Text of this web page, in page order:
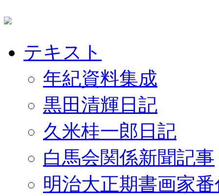
テキスト
年紀資料集成
黒田清輝日記
久米桂一郎日記
白馬会関係新聞記事
明治大正期書画家